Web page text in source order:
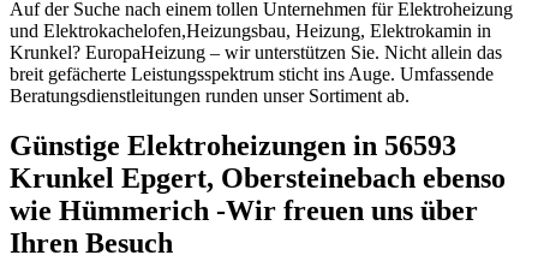
Auf der Suche nach einem tollen Unternehmen für Elektroheizung
und Elektrokachelofen,Heizungsbau, Heizung, Elektrokamin in
Krunkel? EuropaHeizung – wir unterstützen Sie. Nicht allein das
breit gefächerte Leistungsspektrum sticht ins Auge. Umfassende
Beratungsdienstleitungen runden unser Sortiment ab.
Günstige Elektroheizungen in 56593
Krunkel Epgert, Obersteinebach ebenso
wie Hümmerich -Wir freuen uns über
Ihren Besuch